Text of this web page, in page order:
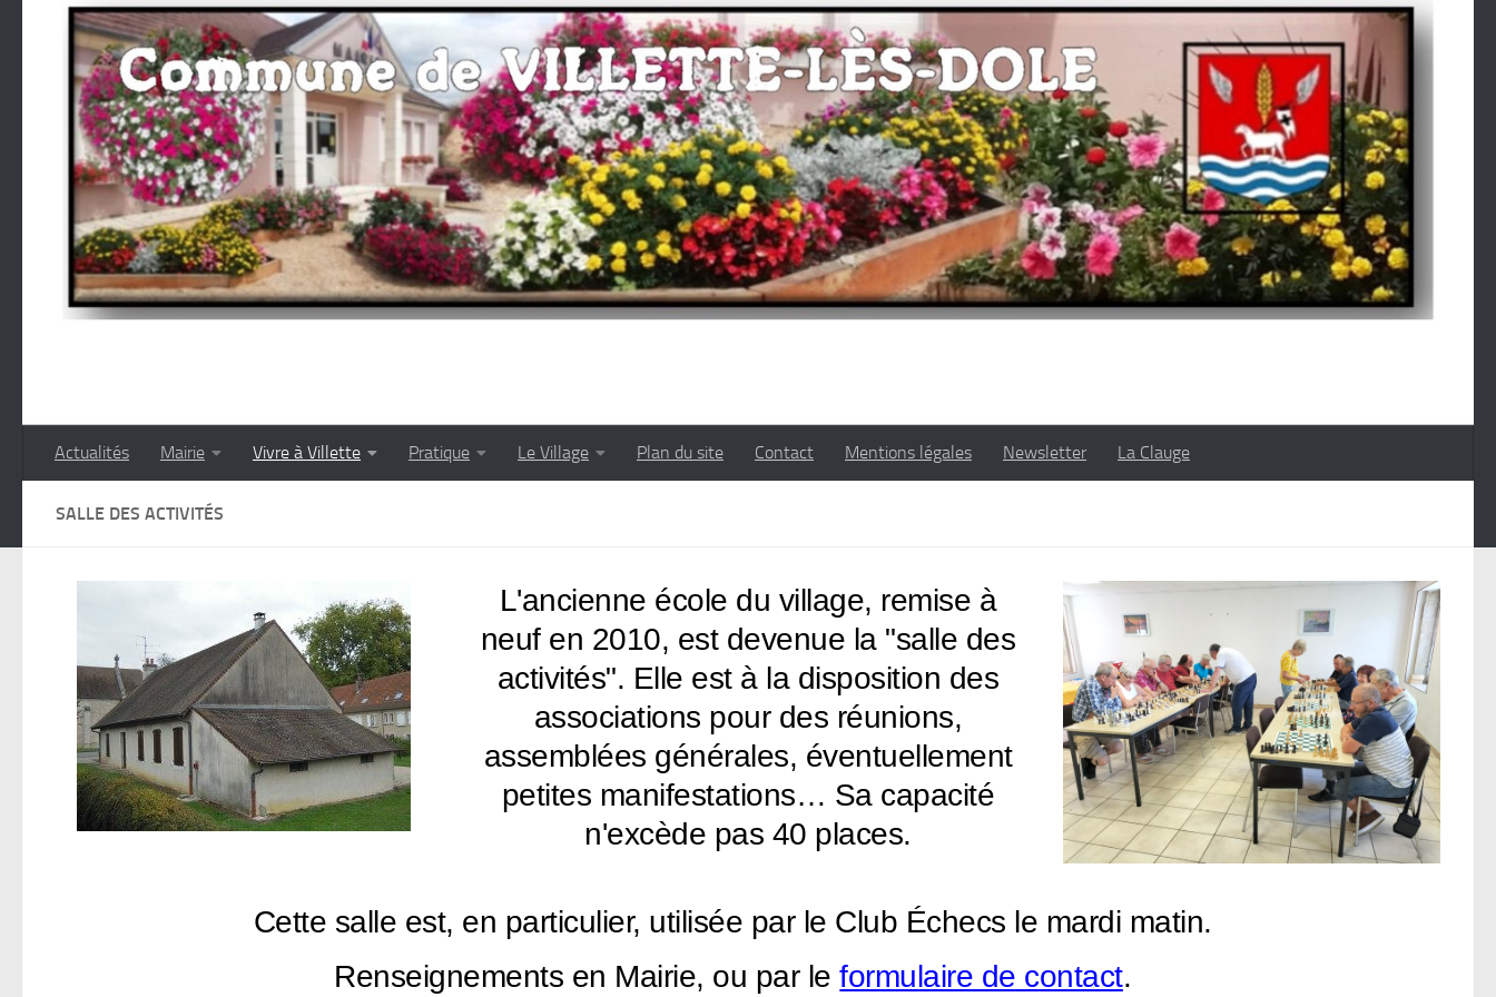
Skip to content
Actualités Mairie Vivre à Villette Pratique Le Village Plan du site Contact Mentions légales Newsletter La Clauge
SALLE DES ACTIVITÉS
L'ancienne école du village, remise à
neuf en 2010, est devenue la "salle des
activités". Elle est à la disposition des
associations pour des réunions,
assemblées générales, éventuellement
petites manifestations… Sa capacité
n'excède pas 40 places.
Cette salle est, en particulier, utilisée par le Club Échecs le mardi matin.
Renseignements en Mairie, ou par leformulaire de contact.